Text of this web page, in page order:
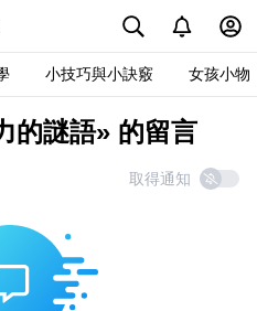
小技巧與小訣竅 女孩小物
的謎語» 的留言
取得通知